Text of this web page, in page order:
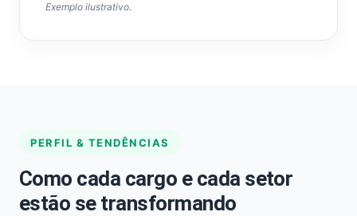
Exemplo ilustrativo.
PERFIL & TENDÊNCIAS
Como cada cargo e cada setor
estão se transformando